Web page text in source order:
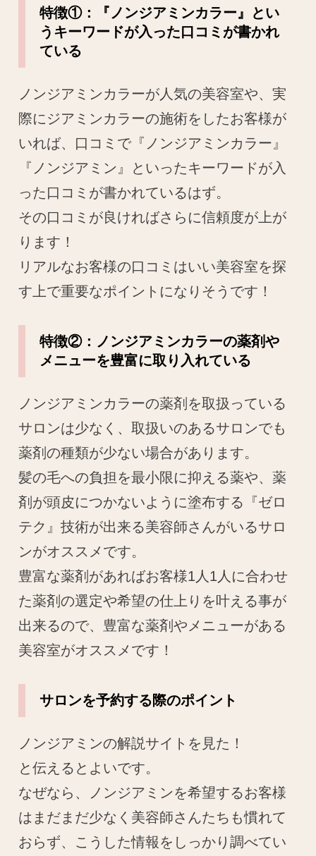
特徴①：『ノンジアミンカラー』とい
うキーワードが入った口コミが書かれ
ている
ノンジアミンカラーが人気の美容室や、実
際にジアミンカラーの施術をしたお客様が
いれば、口コミで『ノンジアミンカラー』
『ノンジアミン』といったキーワードが入
った口コミが書かれているはず。
その口コミが良ければさらに信頼度が上が
ります！
リアルなお客様の口コミはいい美容室を探
す上で重要なポイントになりそうです！
特徴②：ノンジアミンカラーの薬剤や
メニューを豊富に取り入れている
ノンジアミンカラーの薬剤を取扱っている
サロンは少なく、取扱いのあるサロンでも
薬剤の種類が少ない場合があります。
髪の毛への負担を最小限に抑える薬や、薬
剤が頭皮につかないように塗布する『ゼロ
テク』技術が出来る美容師さんがいるサロ
ンがオススメです。
豊富な薬剤があればお客様1人1人に合わせ
た薬剤の選定や希望の仕上りを叶える事が
出来るので、豊富な薬剤やメニューがある
美容室がオススメです！
サロンを予約する際のポイント
ノンジアミンの解説サイトを見た！
と伝えるとよいです。
なぜなら、ノンジアミンを希望するお客様
はまだまだ少なく美容師さんたちも慣れて
おらず、こうした情報をしっかり調べてい